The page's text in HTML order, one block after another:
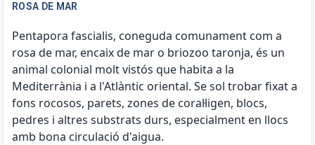
ROSA DE MAR
Pentapora fascialis, coneguda comunament com a
rosa de mar, encaix de mar o briozoo taronja, és un
animal colonial molt vistós que habita a la
Mediterrània i a l'Atlàntic oriental. Se sol trobar fixat a
fons rocosos, parets, zones de coral·ligen, blocs,
pedres i altres substrats durs, especialment en llocs
amb bona circulació d'aigua.